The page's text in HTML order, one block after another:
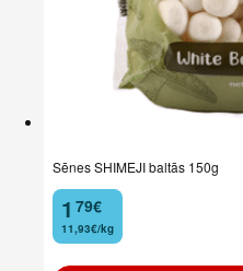
Sēnes SHIMEJI baltās 150g
1
. 79€
11,93€/kg